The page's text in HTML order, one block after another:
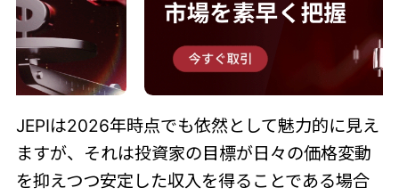
JEPIは2026年時点でも依然として魅力的に見え
ますが、それは投資家の目標が日々の価格変動
を抑えつつ安定した収入を得ることである場合